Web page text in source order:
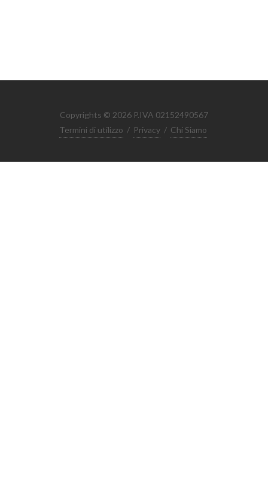
Copyrights © 2026 P.IVA 02152490567
Termini di utilizzo / Privacy / Chi Siamo